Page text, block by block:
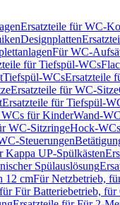
Ersatzteile für WC-
Designplatten
Für WC-
für Tiefspül-WCs
Tiefspül-WCsErsatzteile
Ersatzteile für WC-Sitze
Ersatzteile für Tiefspül-
für KinderWand-
WC-SitzringeHock-WCs
Steuerungen
Kappa UP-Spülkästen
Spülauslösung
12 cmFür Netzbetrieb,
Für Batteriebetrieb,